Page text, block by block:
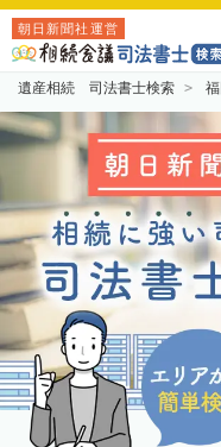
朝日新聞社運営
遺産相続 司法書士検索